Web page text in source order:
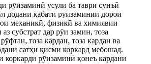
рӯизаминӣ усули ба таври сунъӣ
додани қабати рӯизаминии дорои
механикӣ, физикӣ ва химиявии
аз субстрат дар рӯи замин, тоза
тоза кардан, тоза кардан ва
сатҳи қисми коркард мебошад.
коркарди рӯизаминӣ қонеъ кардани